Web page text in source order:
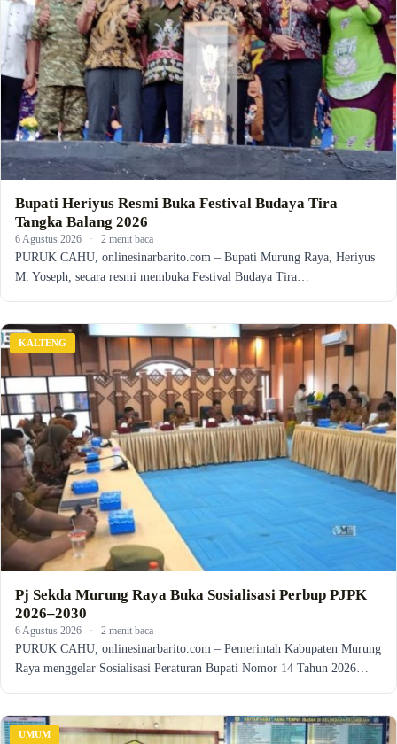
Bupati Heriyus Resmi Buka Festival Budaya Tira
Tangka Balang 2026
6 Agustus 2026 · 2 menit baca
PURUK CAHU, onlinesinarbarito.com – Bupati Murung Raya, Heriyus
M. Yoseph, secara resmi membuka Festival Budaya Tira…
KALTENG
Pj Sekda Murung Raya Buka Sosialisasi Perbup PJPK
2026–2030
6 Agustus 2026 · 2 menit baca
PURUK CAHU, onlinesinarbarito.com – Pemerintah Kabupaten Murung
Raya menggelar Sosialisasi Peraturan Bupati Nomor 14 Tahun 2026…
UMUM